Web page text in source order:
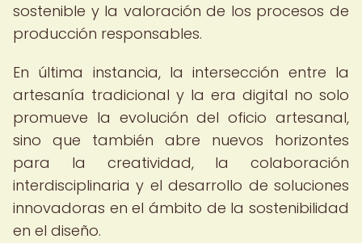
sostenible y la valoración de los procesos de
producción responsables.
En última instancia, la intersección entre la
artesanía tradicional y la era digital no solo
promueve la evolución del oficio artesanal,
sino que también abre nuevos horizontes
para la creatividad, la colaboración
interdisciplinaria y el desarrollo de soluciones
innovadoras en el ámbito de la sostenibilidad
en el diseño.